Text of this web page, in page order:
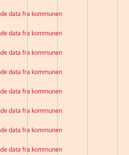
data fra kommunen
data fra kommunen
data fra kommunen
data fra kommunen
data fra kommunen
data fra kommunen
data fra kommunen
data fra kommunen